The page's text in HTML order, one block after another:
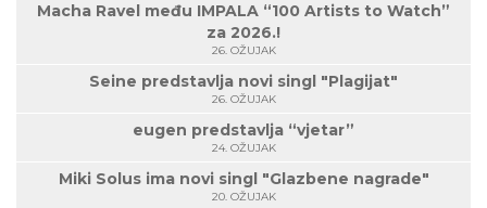
Macha Ravel među IMPALA “100 Artists to Watch”
za 2026.!
26. OŽUJAK
Seine predstavlja novi singl "Plagijat"
26. OŽUJAK
eugen predstavlja “vjetar”
24. OŽUJAK
Miki Solus ima novi singl "Glazbene nagrade"
20. OŽUJAK